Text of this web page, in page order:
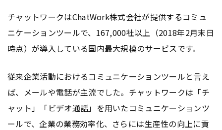
チャットワークはChatWork株式会社が提供するコミュ
ニケーションツールで、167,000社以上（2018年2月末日
時点）が導入している国内最大規模のサービスです。
従来企業活動におけるコミュニケーションツールと言え
ば、メールや電話が主流でした。チャットワークは「チ
ャット」「ビデオ通話」を用いたコミュニケーションツ
ールで、企業の業務効率化、さらには生産性の向上に貢